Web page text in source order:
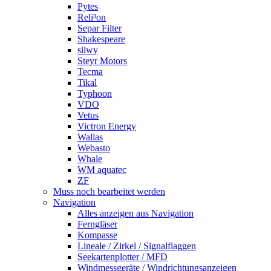
Pytes
Reli³on
Separ Filter
Shakespeare
silwy
Steyr Motors
Tecma
Tikal
Typhoon
VDO
Vetus
Victron Energy
Wallas
Webasto
Whale
WM aquatec
ZF
Muss noch bearbeitet werden
Navigation
Alles anzeigen aus Navigation
Ferngläser
Kompasse
Lineale / Zirkel / Signalflaggen
Seekartenplotter / MFD
Windmessgeräte / Windrichtungsanzeigen